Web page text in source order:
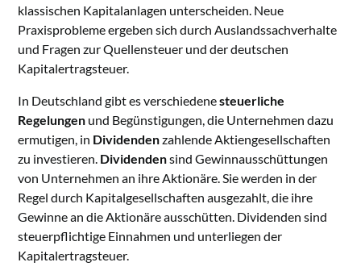
klassischen Kapitalanlagen unterscheiden. Neue
Praxisprobleme ergeben sich durch Auslandssachverhalte
und Fragen zur Quellensteuer und der deutschen
Kapitalertragsteuer.
In Deutschland gibt es verschiedenesteuerliche
Regelungen und Begünstigungen, die Unternehmen dazu
ermutigen, in Dividendenzahlende Aktiengesellschaften
zu investieren. Dividendensind Gewinnausschüttungen
von Unternehmen an ihre Aktionäre. Sie werden in der
Regel durch Kapitalgesellschaften ausgezahlt, die ihre
Gewinne an die Aktionäre ausschütten. Dividenden sind
steuerpflichtige Einnahmen und unterliegen der
Kapitalertragsteuer.